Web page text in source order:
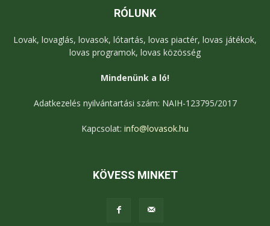
RÓLUNK
Lovak, lovaglás, lovasok, lótartás, lovas piactér, lovas játékok,
lovas programok, lovas közösség
Mindenünk a ló!
Adatkezelés nyilvántartási szám: NAIH-123795/2017
Kapcsolat: info@lovasok.hu
KÖVESS MINKET